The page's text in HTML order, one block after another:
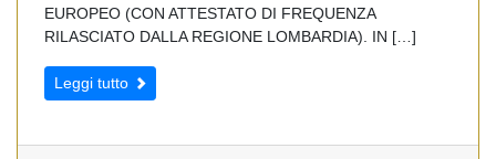
EUROPEO (CON ATTESTATO DI FREQUENZA
RILASCIATO DALLA REGIONE LOMBARDIA). IN […]
Leggi tutto